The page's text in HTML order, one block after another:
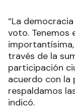
“La
voto. Tenemos
través de la
participación
acuerdo con la
respaldamos
indicó.